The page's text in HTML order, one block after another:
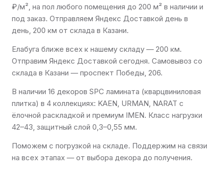
₽/м², на пол любого помещения до 200 м² в наличии и
под заказ. Отправляем Яндекс Доставкой день в
день, 200 км от склада в Казани.
Елабуга ближе всех к нашему складу — 200 км.
Отправим Яндекс Доставкой сегодня. Самовывоз со
склада в Казани — проспект Победы, 206.
В наличии 16 декоров SPC ламината (кварцвиниловая
плитка) в 4 коллекциях: KAEN, URMAN, NARAT с
ёлочной раскладкой и премиум IMEN. Класс нагрузки
42–43, защитный слой 0,3–0,55 мм.
Поможем с погрузкой на складе. Поддержим на связи
на всех этапах — от выбора декора до получения.